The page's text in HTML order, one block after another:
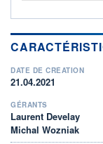
DATE DE CRÉATION
21.04.2021
GÉRANTS
Laurent Develay
Michal Wozniak